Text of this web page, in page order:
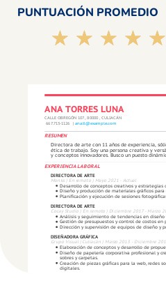
PUNTUACIÓN PROMEDIO
☆☆☆☆☆
★★★★★